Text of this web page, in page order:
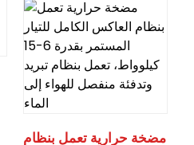
مضخة حرارية تعمل بنظام